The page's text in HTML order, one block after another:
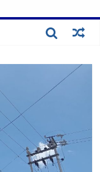
fortalecer el SEN